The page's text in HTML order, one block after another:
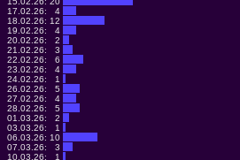
17.02.26:
4
18.02.26: 12
19.02.26:
4
20.02.26:
2
21.02.26:
3
22.02.26:
6
23.02.26:
4
24.02.26:
1
26.02.26:
5
27.02.26:
4
28.02.26:
5
01.03.26:
2
03.03.26:
1
06.03.26: 10
07.03.26:
3
10.03.26:
1